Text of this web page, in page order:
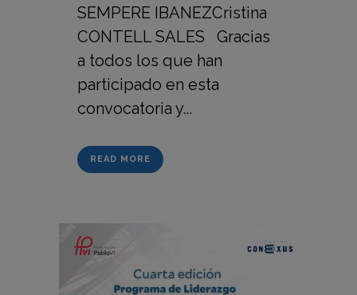
SEMPERE IBANEZCristina
CONTELL SALES Gracias
a todos los que han
participado en esta
convocatoria y...
READ MORE